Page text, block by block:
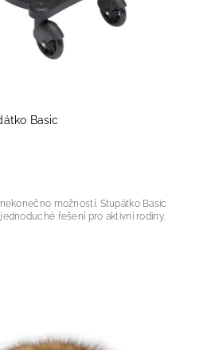
Basic
možností. Stupátko Basic
řešení pro aktivní rodiny.